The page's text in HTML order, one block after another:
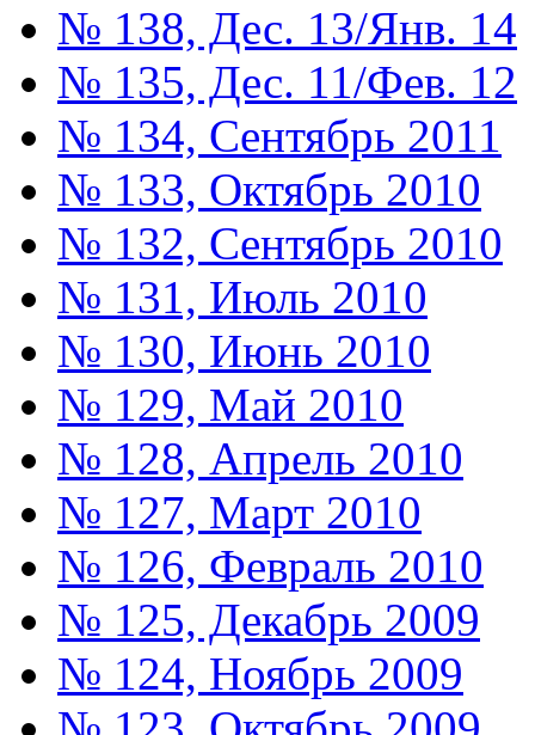
№ 138, Дес. 13/Янв. 14
№ 135, Дес. 11/Фев. 12
№ 134, Сентябрь 2011
№ 133, Октябрь 2010
№ 132, Сентябрь 2010
№ 131, Июль 2010
№ 130, Июнь 2010
№ 129, Май 2010
№ 128, Апрель 2010
№ 127, Март 2010
№ 126, Февраль 2010
№ 125, Декабрь 2009
№ 124, Ноябрь 2009